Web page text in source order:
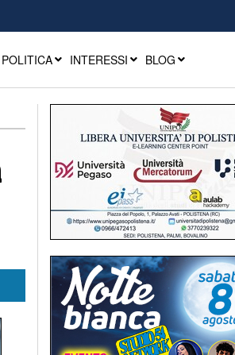
POLITICA INTERESSI BLOG